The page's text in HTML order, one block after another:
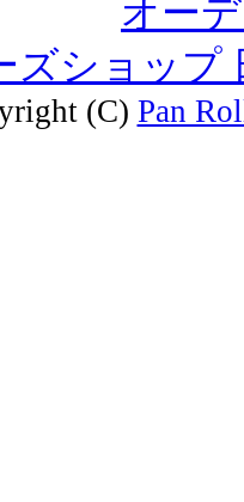
オー
ズショップ
(C) Pan